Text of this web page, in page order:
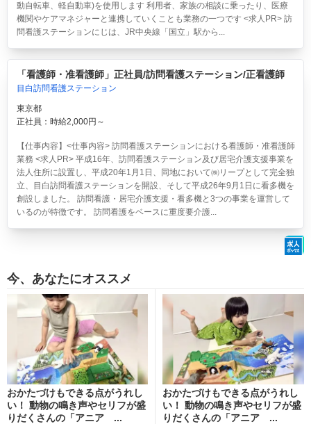
動自転車、軽自動車)を使用します 利用者、家族の相談に乗ったり、医療
機関やケアマネジャーと連携していくことも業務の一つです <求人PR> 訪
問看護ステーションにじは、JR中央線「国立」駅から...
「看護師・准看護師」正社員/訪問看護ステーション/正看護師
目白訪問看護ステーション
東京都
正社員：時給2,000円～
【仕事内容】<仕事内容> 訪問看護ステーションにおける看護師・准看護師
業務 <求人PR> 平成16年、訪問看護ステーション及び居宅介護支援事業を
法人住所に設置し、平成20年1月1日、同地において㈱リープとして完全独
立、目白訪問看護ステーションを開設、そして平成26年9月1日に看多機を
創設しました。 訪問看護・居宅介護支援・看多機と3つの事業を運営して
いるのが特徴です。 訪問看護をベースに重度要介護...
今、あなたにオススメ
おかたづけもできる点がうれし
い！ 動物の鳴き声やセリフが盛
りだくさんの「アニア ...
おかたづけもできる点がうれし
い！ 動物の鳴き声やセリフが盛
りだくさんの「アニア ...